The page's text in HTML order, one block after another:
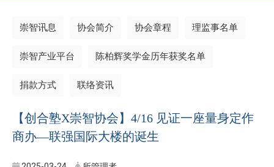
崇智讯息 协会简介 协会章程 理监事名单
崇智产业平台 陈柏辉奖学金历年获奖名单
捐款方式 联络资讯
【创合塾X崇智协会】4/16 见证一座量身定作
商办—联强国际大楼的诞生